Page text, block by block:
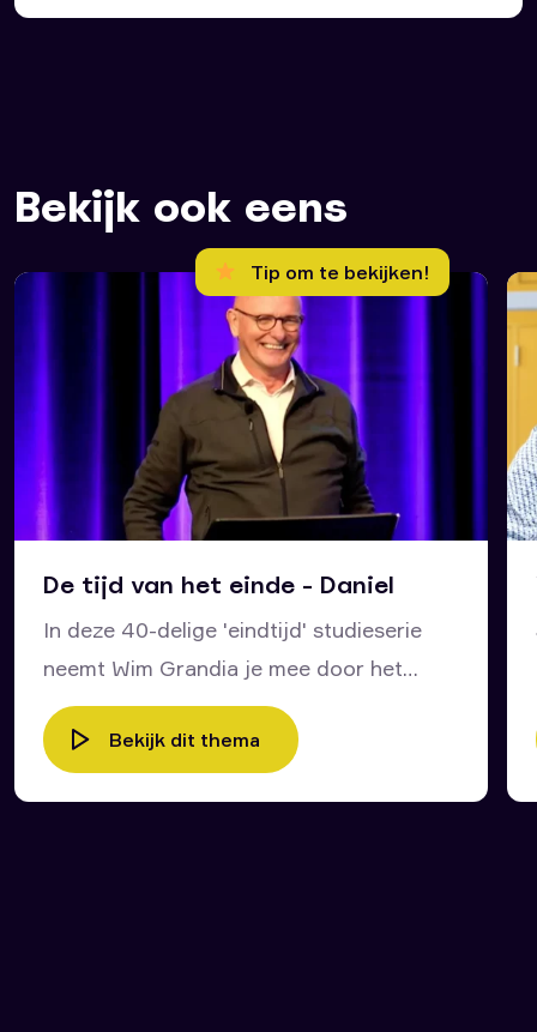
serie over het bijbelboek...
Bekijk ook eens
Tip om te bekijken!
De tijd van het einde - Daniel
In deze 40-delige 'eindtijd' studieserie
neemt Wim Grandia je mee door het
bijbelboek Daniël en door het leven van
deze profeet van God. Wat kunnen wij
voor onze tijd en voor ons leven leren
Bekijk dit thema